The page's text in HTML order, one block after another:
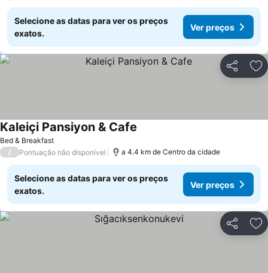
Selecione as datas para ver os preços
exatos.
Ver preços
Partilhar
Bed & Breakfast
Kaleiçi Pansiyon & Cafe
/ Pontuação não disponível a 4.4 km de Centro da cidade
Selecione as datas para ver os preços
exatos.
Ver preços
Partilhar